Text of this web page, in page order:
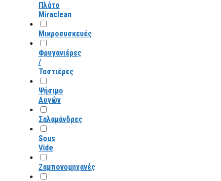
Πλάτο
Miraclean
Μικροσυσκευές
Φρυγανιέρες
/
Τοστιέρες
Ψήσιμο
Αυγών
Σαλαμάνδρες
Sous
Vide
Ζαμπονομηχανές